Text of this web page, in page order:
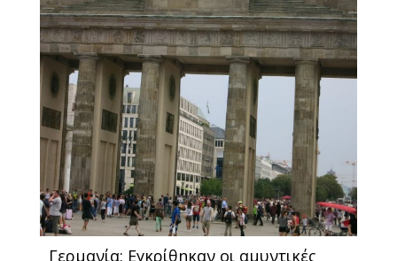
Γερμανία: Εγκρίθηκαν οι αμυντικές